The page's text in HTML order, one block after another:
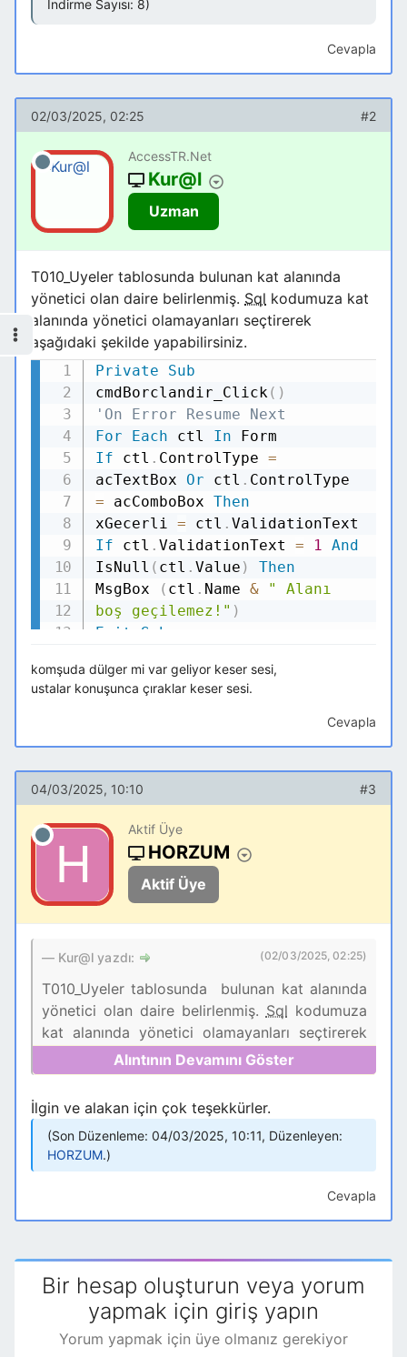
İndirme Sayısı: 8)
Cevapla
02/03/2025, 02:25 #2
AccessTR.Net
Kur@l
Uzman
T010_Uyeler tablosunda bulunan kat alanında
yönetici olan daire belirlenmiş. Sql kodumuza kat
alanında yönetici olamayanları seçtirerek
aşağıdaki şekilde yapabilirsiniz.
Private
Sub
cmdBorclandir_Click( )
'On Error Resume Next
For
Each ctl In
If ctl . ControlType =
acTextBox Or ctl . ControlType
= acComboBox Then
xGecerli = ctl .
If ctl . ValidationText = 1 And
IsNull ( ctl . Value )
Then
MsgBox
( ctl . Name &
" Alanı
boş geçilemez!" )
Exit
Sub
End If
Next
IfMsgBox("Toplu Borçlandırma
vbInformation
vbNoThen
Exit Sub
If
Dim xSelectAs
& ",'" "'," &
Me .Tutar& ",'" & Me .Aciklama
&
"' FROM T010_Uyeler where
kat <>'YÖNETİCİ'"
Debug.Print xSelect
CurrentDb.Execute("INSERT
(UyeNo,Donem,Tur,Tutar,Aciklama)"
&xSelect)
'Me.lbxData.Requery
End Sub
komşuda dülger mi var geliyor keser sesi,
ustalar konuşunca çıraklar keser sesi.
Cevapla
04/03/2025, 10:10 #3
Aktif Üye
HORZUM
Aktif Üye
(02/03/2025, 02:25)
Kur@l yazdı:
T010_Uyeler tablosunda bulunan kat alanında
yönetici olan daire belirlenmiş. Sql kodumuza
kat alanında yönetici olamayanları seçtirerek
aşağıdaki şekilde yapabilirsiniz.
cmdBorclandir_Click
'On Error Resume Next
For
Each ctl In
Ifctl.ControlType=
xGecerli=
ctl.
ctl ValidationText=
AndIsNull (ctl . Value)
Then
MsgBox(ctl.Name&
" Alanı
İlgin ve alakan için çok teşekkürler.
Son Düzenleme: 04/03/2025, 10:11, Düzenleyen:
HORZUM.
Cevapla
Bir hesap oluşturun veya yorum
yapmak için giriş yapın
Yorum yapmak için üye olmanız gerekiyor